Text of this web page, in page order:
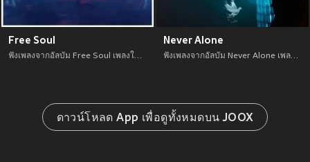
Free Soul
ฟังเพลงจากอัลบัม Free Soul เพลงใหม่จาก อัพเดทเพลงใหม่ล่าสุดก่อนใคร ตลอดปี 2021
Never Alone
ฟังเพลงจากอัลบัม Never Alone เพลงใหม่จาก อัพเดทเพลงใหม่ล่าสุดก่อนใคร ตลอดปี 2021
ดาวน์โหลด App เพื่อดูทั้งหมดบน JOOX